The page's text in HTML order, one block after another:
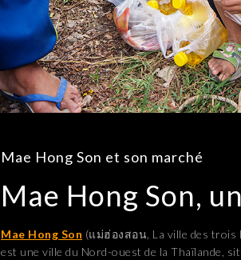
Mae Hong Son et son marché
Mae Hong Son,
Mae Hong Son (แม่ฮ่องสอน, La ville des trois
est une ville du Nord-ouest de la Thaïlande,